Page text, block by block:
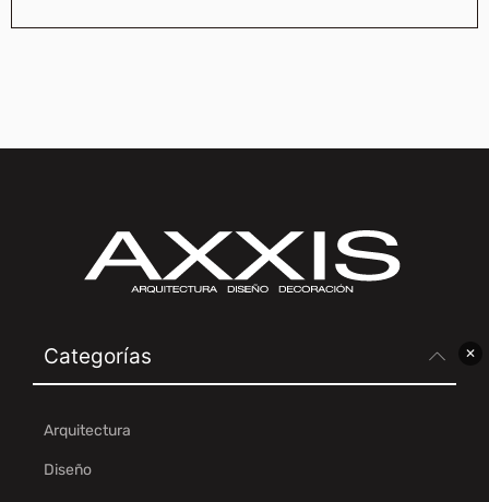
✕
Categorías
Arquitectura
Diseño